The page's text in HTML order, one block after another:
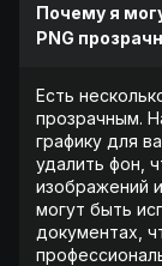
Почему я
PNG
Есть
прозрачным.
графику для
удалить фон,
изображений
могут быть
документах,